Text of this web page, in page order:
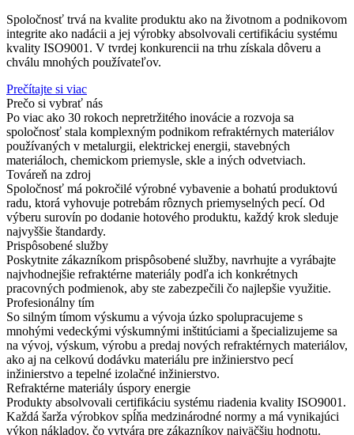
Spoločnosť trvá na kvalite produktu ako na životnom a podnikovom
integrite ako nadácii a jej výrobky absolvovali certifikáciu systému
kvality ISO9001. V tvrdej konkurencii na trhu získala dôveru a
chválu mnohých používateľov.
Prečítajte si viac
Prečo si vybrať nás
Po viac ako 30 rokoch nepretržitého inovácie a rozvoja sa
spoločnosť stala komplexným podnikom refraktérnych materiálov
používaných v metalurgii, elektrickej energii, stavebných
materiáloch, chemickom priemysle, skle a iných odvetviach.
Továreň na zdroj
Spoločnosť má pokročilé výrobné vybavenie a bohatú produktovú
radu, ktorá vyhovuje potrebám rôznych priemyselných pecí. Od
výberu surovín po dodanie hotového produktu, každý krok sleduje
najvyššie štandardy.
Prispôsobené služby
Poskytnite zákazníkom prispôsobené služby, navrhujte a vyrábajte
najvhodnejšie refraktérne materiály podľa ich konkrétnych
pracovných podmienok, aby ste zabezpečili čo najlepšie využitie.
Profesionálny tím
So silným tímom výskumu a vývoja úzko spolupracujeme s
mnohými vedeckými výskumnými inštitúciami a špecializujeme sa
na vývoj, výskum, výrobu a predaj nových refraktérnych materiálov,
ako aj na celkovú dodávku materiálu pre inžinierstvo pecí
inžinierstvo a tepelné izolačné inžinierstvo.
Refraktérne materiály úspory energie
Produkty absolvovali certifikáciu systému riadenia kvality ISO9001.
Každá šarža výrobkov spĺňa medzinárodné normy a má vynikajúci
výkon nákladov, čo vytvára pre zákazníkov najväčšiu hodnotu.